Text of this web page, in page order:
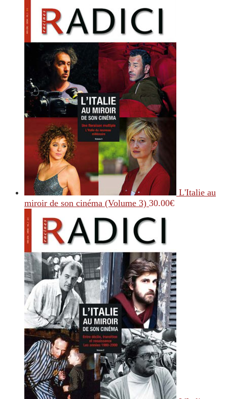
L'Italie au
miroir de son cinéma (Volume 3) 30.00€